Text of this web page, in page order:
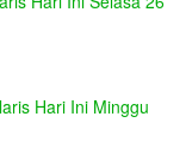
Hari Ini Minggu